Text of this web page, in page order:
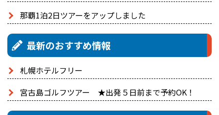
那覇1泊2日ツアーをアップしました
最新のおすすめ情報
札幌ホテルフリー
宮古島ゴルフツアー ★出発５日前まで予約OK！